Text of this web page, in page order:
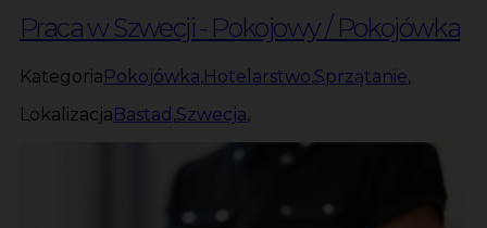
Praca w Szwecji - Pokojowy / Pokojówka
KategoriaPokojówka,Hotelarstwo,Sprzątanie,
LokalizacjaBastad ,Szwecja,